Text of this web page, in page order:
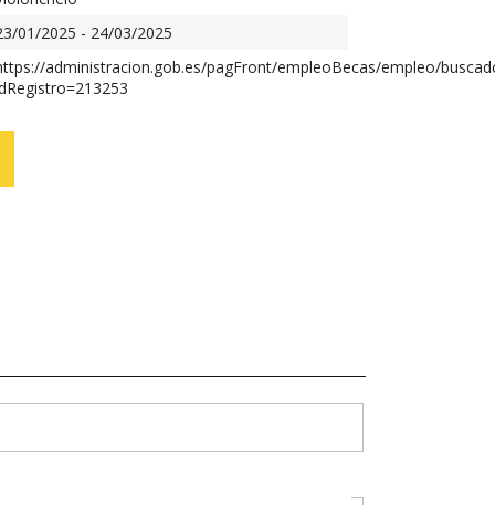
01/2025 - 24/03/2025
administracion.gob.es/pagFront/empleoBecas/empleo/